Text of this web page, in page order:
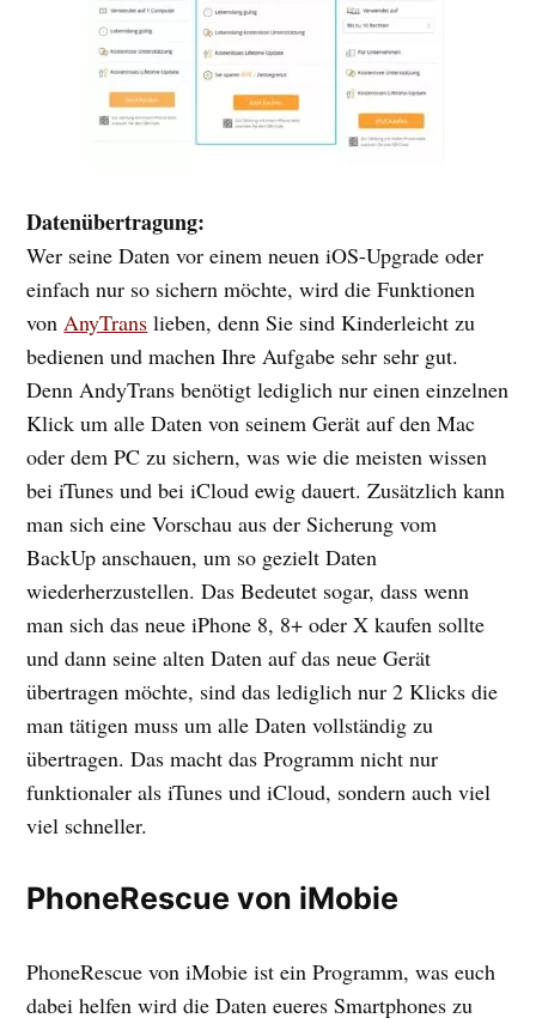
Datenübertragung:
Wer seine Daten vor einem neuen iOS-Upgrade oder
einfach nur so sichern möchte, wird die Funktionen
von AnyTrans lieben, denn Sie sind Kinderleicht zu
bedienen und machen Ihre Aufgabe sehr sehr gut.
Denn AndyTrans benötigt lediglich nur einen einzelnen
Klick um alle Daten von seinem Gerät auf den Mac
oder dem PC zu sichern, was wie die meisten wissen
bei iTunes und bei iCloud ewig dauert. Zusätzlich kann
man sich eine Vorschau aus der Sicherung vom
BackUp anschauen, um so gezielt Daten
wiederherzustellen. Das Bedeutet sogar, dass wenn
man sich das neue iPhone 8, 8+ oder X kaufen sollte
und dann seine alten Daten auf das neue Gerät
übertragen möchte, sind das lediglich nur 2 Klicks die
man tätigen muss um alle Daten vollständig zu
übertragen. Das macht das Programm nicht nur
funktionaler als iTunes und iCloud, sondern auch viel
viel schneller.
PhoneRescue von iMobie
PhoneRescue von iMobie ist ein Programm, was euch
dabei helfen wird die Daten eueres Smartphones zu